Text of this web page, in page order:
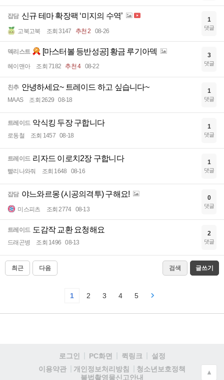
잡담 신규 테마 확장팩 ‘미지의 수역’
고북고북 조회 3147 추천 2 08-26
1
댓글
덱리스트 [마스터볼 등반성공] 황금 루기아덱
헤이맨아 조회 7182 추천 4 08-22
3
댓글
친추 안녕하세요~ 트레이드 하고 싶습니다~
MAAS 조회 2629 08-18
1
댓글
트레이드 악식킹 두장 구합니다
로동철 조회 1457 08-18
1
댓글
트레이드 리자드 이로치2장 구합니다
빨리나와줘 조회 1648 08-16
1
댓글
잡담 야느와르몽 (시공의격투) 구해요!
미스피츠 조회 2774 08-13
0
댓글
트레이드 도감작 교환 요청해요
드래곤병 조회 1496 08-13
2
댓글
최근 다음 검색 글쓰기
1 2 3 4 5
로그인 PC화면 퀵링크
설정
이용약관
개인정보처리방침
청소년보호정책
불법촬영물신고안내
▲